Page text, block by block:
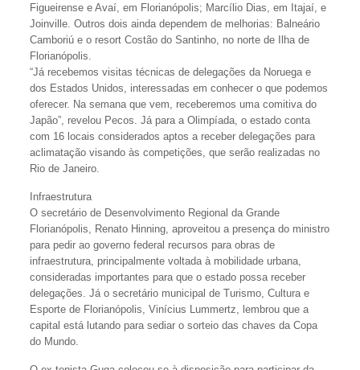
Figueirense e Avaí, em Florianópolis; Marcílio Dias, em Itajaí, e
Joinville. Outros dois ainda dependem de melhorias: Balneário
Camboriú e o resort Costão do Santinho, no norte de Ilha de
Florianópolis.
“Já recebemos visitas técnicas de delegações da Noruega e
dos Estados Unidos, interessadas em conhecer o que podemos
oferecer. Na semana que vem, receberemos uma comitiva do
Japão”, revelou Pecos. Já para a Olimpíada, o estado conta
com 16 locais considerados aptos a receber delegações para
aclimatação visando às competições, que serão realizadas no
Rio de Janeiro.
Infraestrutura
O secretário de Desenvolvimento Regional da Grande
Florianópolis, Renato Hinning, aproveitou a presença do ministro
para pedir ao governo federal recursos para obras de
infraestrutura, principalmente voltada à mobilidade urbana,
consideradas importantes para que o estado possa receber
delegações. Já o secretário municipal de Turismo, Cultura e
Esporte de Florianópolis, Vinícius Lummertz, lembrou que a
capital está lutando para sediar o sorteio das chaves da Copa
do Mundo.